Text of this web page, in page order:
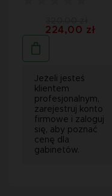
224,00 zł
Jeżeli jesteś
klientem
profesjonalnym,
zarejestruj konto
firmowe i zaloguj
się, aby poznać
cenę dla
gabinetów.